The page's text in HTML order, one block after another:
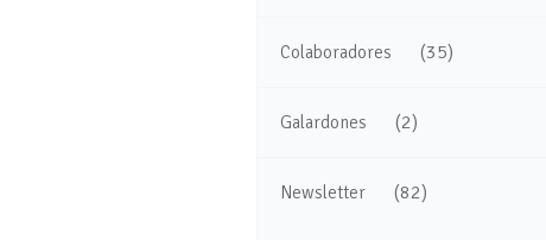
Colaboradores (35)
Galardones (2)
Newsletter (82)